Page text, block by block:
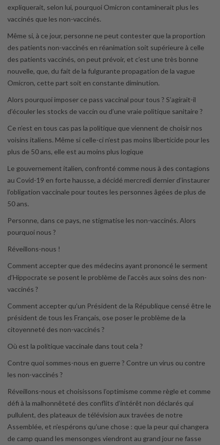
expliquerait, selon lui, pourquoi Omicron contaminerait plus les
vaccinés que les non-vaccinés.
Même si, à ce jour, personne ne peut contester que la proportion
des patients non-vaccinés en réanimation soit supérieure à celle
des patients vaccinés, on peut prévoir, et c’est une très bonne
nouvelle, que, du fait de la fulgurante propagation de la vague
Omicron, cette part soit en constante diminution.
Alors pourquoi imposer ce pass vaccinal pour tous ? S’agirait-il
d’écouler les stocks de vaccin ou d’une vraie politique sanitaire ?
Ce n’est en tous cas pas la politique que viennent de choisir nos
voisins italiens. Même si celle-ci n’est pas moins liberticide pour les
plus de 50 ans, elle est au moins plus logique
Le gouvernement italien, confronté comme nous à des contagions
au Covid-19 en forte hausse, a décidé mercredi dernier d’instaurer
l’obligation vaccinale pour toutes les personnes âgées de plus de
50 ans.
Personne, dans ce pays, ne stigmatise les non-vaccinés. Alors
pourquoi nous ?
Réveillons-nous !
Comment accepter que des médecins ayant prononcé le serment
d’Hippocrate se posent le problème de l’accès aux soins des non-
vaccinés ?
Comment accepter qu’un Président de la République censé être le
président de tous les Français, ose poser le problème de la
citoyenneté des non-vaccinés ?
Où est la politique vaccinale dans tout cela ?
Contre quoi sommes-nous en guerre ? Contre un virus ou contre
les non-vaccinés ?
Réveillons-nous et choisissons l’optimisme comme règle et comme
défi à la malhonnêteté des conflits d’intérêt non déclarés qui
pullulent, des plateaux de télévision aux travées de notre
Assemblée, et n’espérons qu’une chose : que la peur qui changera
de camp quand les mensonges viendront au grand jour ne fasse